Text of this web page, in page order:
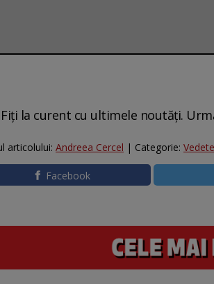
Fiți la curent cu ultimele noutăți.
articolului: Andreea Cercel | Categorie: Vedete
Facebook